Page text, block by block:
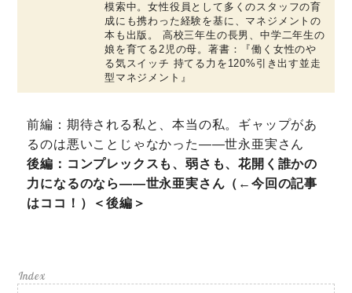
ミモザマガジンとは
My Rules
ミモザなひと
ミモザレポート
模索中。女性役員として多くのスタッフの育
成にも携わった経験を基に、マネジメントの
本も出版。 高校三年生の長男、中学二年生の
娘を育てる2児の母。著書：『働く女性のや
る気スイッチ 持てる力を120%引き出す並走
型マネジメント』
前編：期待される私と、本当の私。ギャップがあ
るのは悪いことじゃなかった――世永亜実さん
後編：コンプレックスも、弱さも、花開く誰かの
力になるのなら――世永亜実さん（←今回の記事
はココ！）＜後編＞